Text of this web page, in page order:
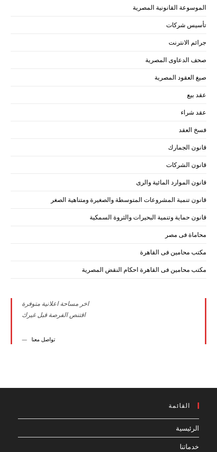
الموسوعة القانونية المصرية
تأسيس شركات
جرائم الانترنت
صحف الدعاوى المصرية
صيغ العقود المصرية
عقد بيع
عقد شراء
فسخ العقد
قانون الجمارك
قانون الشركات
قانون الموارد المائية والرى
قانون تنمية المشروعات المتوسطة والصغيرة ومتناهية الصغر
قانون حماية وتنمية البحيرات والثروة السمكية
محاماة فى مصر
مكتب محامين فى القاهرة
مكتب محامين فى القاهرة احكام النقض المصرية
اخر مساحة اعلانية متوفرة
اقتنص الفرصة قبل غيرك
تواصل معنا
القائمة
الرئيسية
خدماتنا